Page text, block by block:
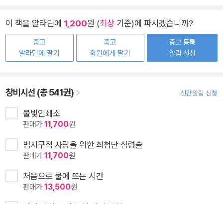
이 책을 알라딘에 1,200원 (최상 기준)에 파시겠습니까?
중고
알라딘에 팔기
중고
회원에게 팔기
중고 등록
알림 신청
창비시선 (총 541권) 신간알림 신청
물빛인쇄소
판매가11,700원
범지구적 사랑을 위한 최첨단 심령술
판매가11,700원
처음으로 물에 뜨는 시간
판매가13,500원